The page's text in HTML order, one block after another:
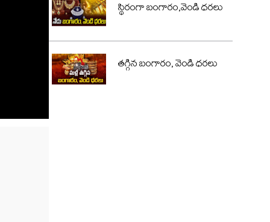
స్థిరంగా బంగారం,వెండి ధరలు
తగ్గిన బంగారం, వెండి ధరలు